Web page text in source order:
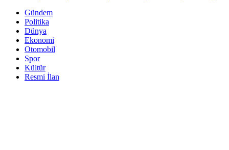
Gündem
Politika
Dünya
Ekonomi
Otomobil
Spor
Kültür
Resmi İlan